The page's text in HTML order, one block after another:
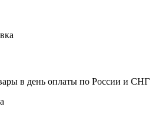
в день оплаты по России и СНГ